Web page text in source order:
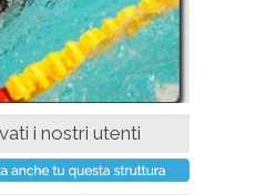
i nostri utenti